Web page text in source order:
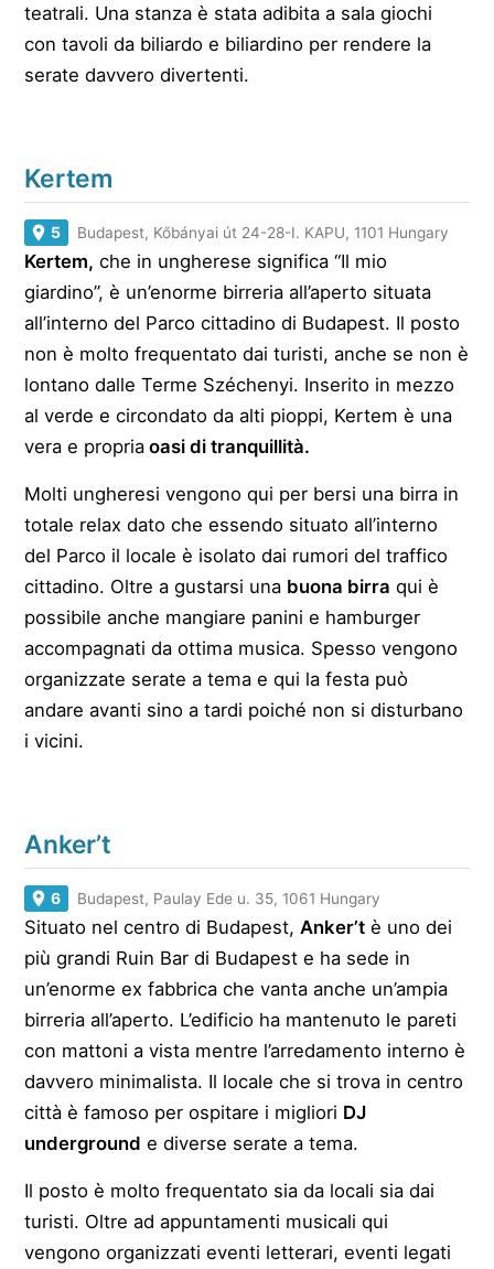
teatrali. Una stanza è stata adibita a sala giochi
con tavoli da biliardo e biliardino per rendere la
serate davvero divertenti.
Kertem
5 Budapest, Kőbányai út 24-28-I. KAPU, 1101 Hungary
Kertem, che in ungherese significa “Il mio
giardino”, è un’enorme birreria all’aperto situata
all’interno del Parco cittadino di Budapest. Il posto
non è molto frequentato dai turisti, anche se non è
lontano dalle Terme Széchenyi. Inserito in mezzo
al verde e circondato da alti pioppi, Kertem è una
vera e propria oasi di tranquillità.
Molti ungheresi vengono qui per bersi una birra in
totale relax dato che essendo situato all’interno
del Parco il locale è isolato dai rumori del traffico
cittadino. Oltre a gustarsi una buona birra qui è
possibile anche mangiare panini e hamburger
accompagnati da ottima musica. Spesso vengono
organizzate serate a tema e qui la festa può
andare avanti sino a tardi poiché non si disturbano
i vicini.
Anker’t
6 Budapest, Paulay Ede u. 35, 1061 Hungary
Situato nel centro di Budapest,Anker’t è uno dei
più grandi Ruin Bar di Budapest e ha sede in
un’enorme ex fabbrica che vanta anche un’ampia
birreria all’aperto. L’edificio ha mantenuto le pareti
con mattoni a vista mentre l’arredamento interno è
davvero minimalista. Il locale che si trova in centro
città è famoso per ospitare i migliori DJ
underground e diverse serate a tema.
Il posto è molto frequentato sia da locali sia dai
turisti. Oltre ad appuntamenti musicali qui
vengono organizzati eventi letterari, eventi legati